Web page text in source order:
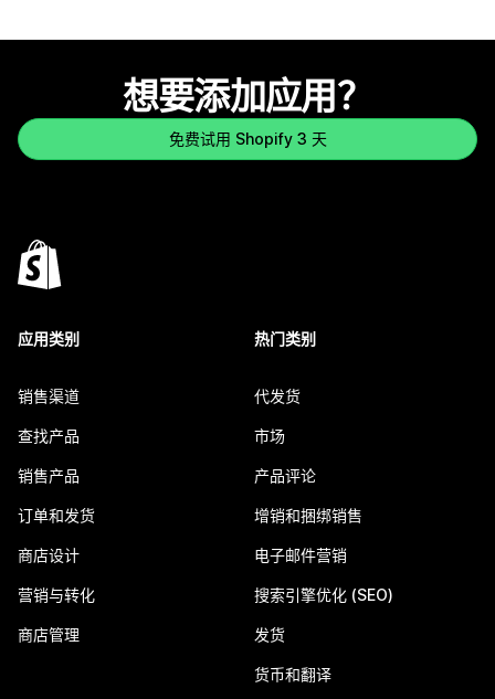
想要添加应用？
免费试用 Shopify 3 天
应用类别
销售渠道
查找产品
销售产品
订单和发货
商店设计
营销与转化
商店管理
热门类别
代发货
市场
产品评论
增销和捆绑销售
电子邮件营销
搜索引擎优化 (SEO)
发货
货币和翻译